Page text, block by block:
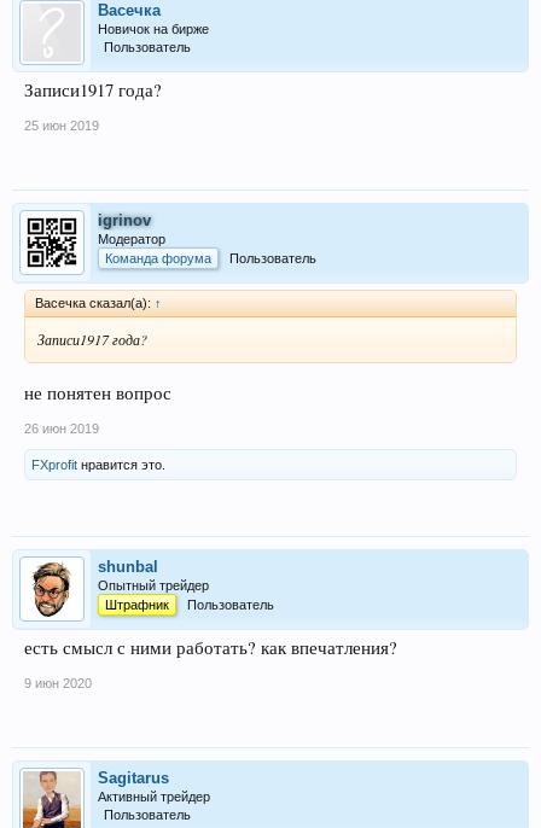
Васечка
Новичок на бирже
Пользователь
Записи1917 года?
25 июн 2019
igrinov
Модератор
Команда форума
Пользователь
Васечка сказал(а): ↑
Записи1917 года?
не понятен вопрос
26 июн 2019
FXprofit нравится это.
shunbal
Опытный трейдер
Штрафник
Пользователь
есть смысл с ними работать? как впечатления?
9 июн 2020
Sagitarus
Активный трейдер
Пользователь